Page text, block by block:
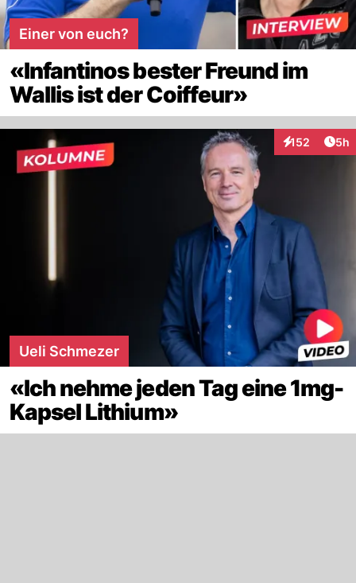
Einer von euch?
«Infantinos bester Freund im
Wallis ist der Coiffeur»
152
Interaktionen
5h
Ueli Schmezer
«Ich nehme jeden Tag eine 1mg-
Kapsel Lithium»